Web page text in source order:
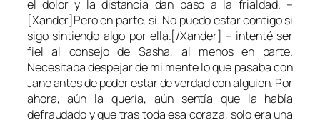
el dolor y la distancia dan paso a la frialdad. –
[Xander]Pero en parte, sí. No puedo estar contigo si
sigo sintiendo algo por ella.[/Xander] – intenté ser
fiel al consejo de Sasha, al menos en parte.
Necesitaba despejar de mi mente lo que pasaba con
Jane antes de poder estar de verdad con alguien. Por
ahora, aún la quería, aún sentía que la había
defraudado y que tras toda esa coraza, solo era una